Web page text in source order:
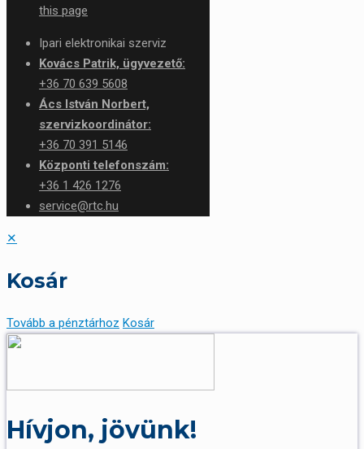
this page
Ipari elektronikai szerviz
Kovács Patrik, ügyvezető:
+36 70 639 5608
Ács István Norbert,
szervizkoordinátor:
+36 70 391 5146
Központi telefonszám:
+36 1 426 1276
service@rtc.hu
✕
Kosár
Tovább a pénztárhoz Kosár
Hívjon, jövünk!